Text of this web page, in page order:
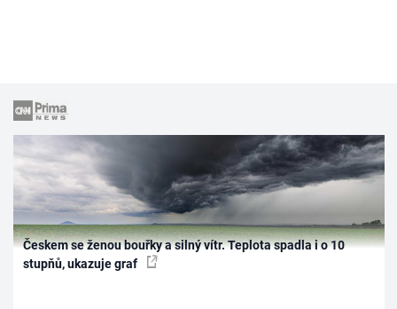
Českem se ženou bouřky a silný vítr. Teplota spadla i o 10
stupňů, ukazuje graf